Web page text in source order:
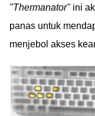
"Thermanator"ini
panas untuk
menjebol akses